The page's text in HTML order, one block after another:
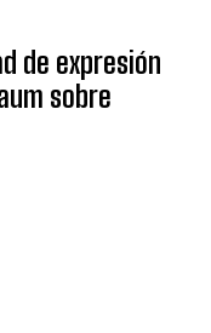
de expresión
sobre